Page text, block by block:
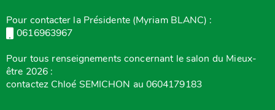
Pour contacter la Présidente (Myriam BLANC) :
0616963967
Pour tous renseignements concernant le salon du Mieux-
être 2026 :
contactez Chloé SEMICHON au 0604179183